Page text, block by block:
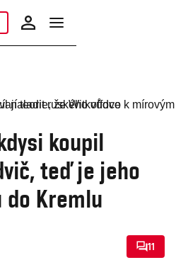
koupil
teď je jeho
do Kremlu
11